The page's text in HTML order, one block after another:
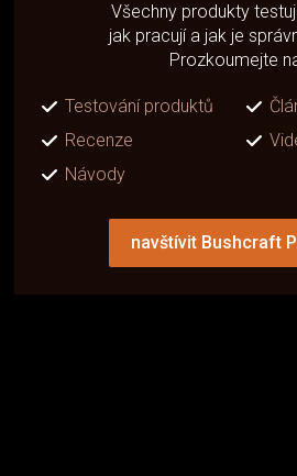
Všechny produkty
jak pracují a jak je
Prozkoumejte
Testování produktů
Recenze
Návody
navštívit Bushcraft